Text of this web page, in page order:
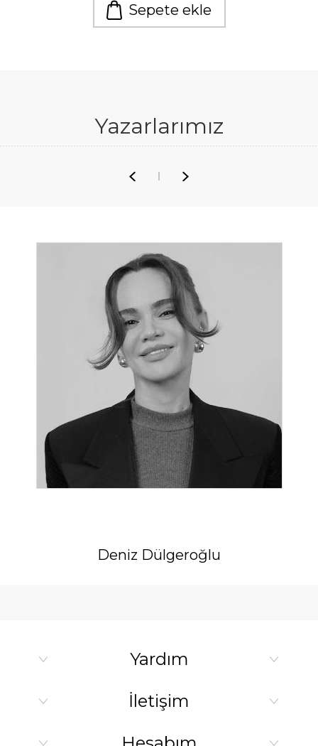
Sepete ekle
Yazarlarımız
Deniz Dülgeroğlu
Yardım
İletişim